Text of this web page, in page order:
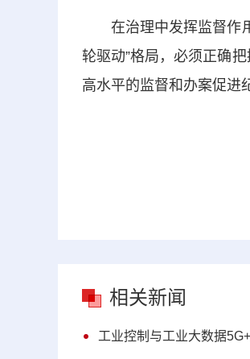
在治理中发挥监督作用
轮驱动”格局，必须正确
高水平的监督和办案促进
相关新闻
工业控制与工业大数据